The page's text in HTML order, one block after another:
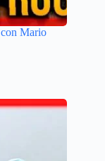
Mario